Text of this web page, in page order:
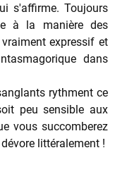
s'affirme. Toujours
à la manière des
expressif et
dans
rythment ce
peu sensible aux
vous succomberez
littéralement !